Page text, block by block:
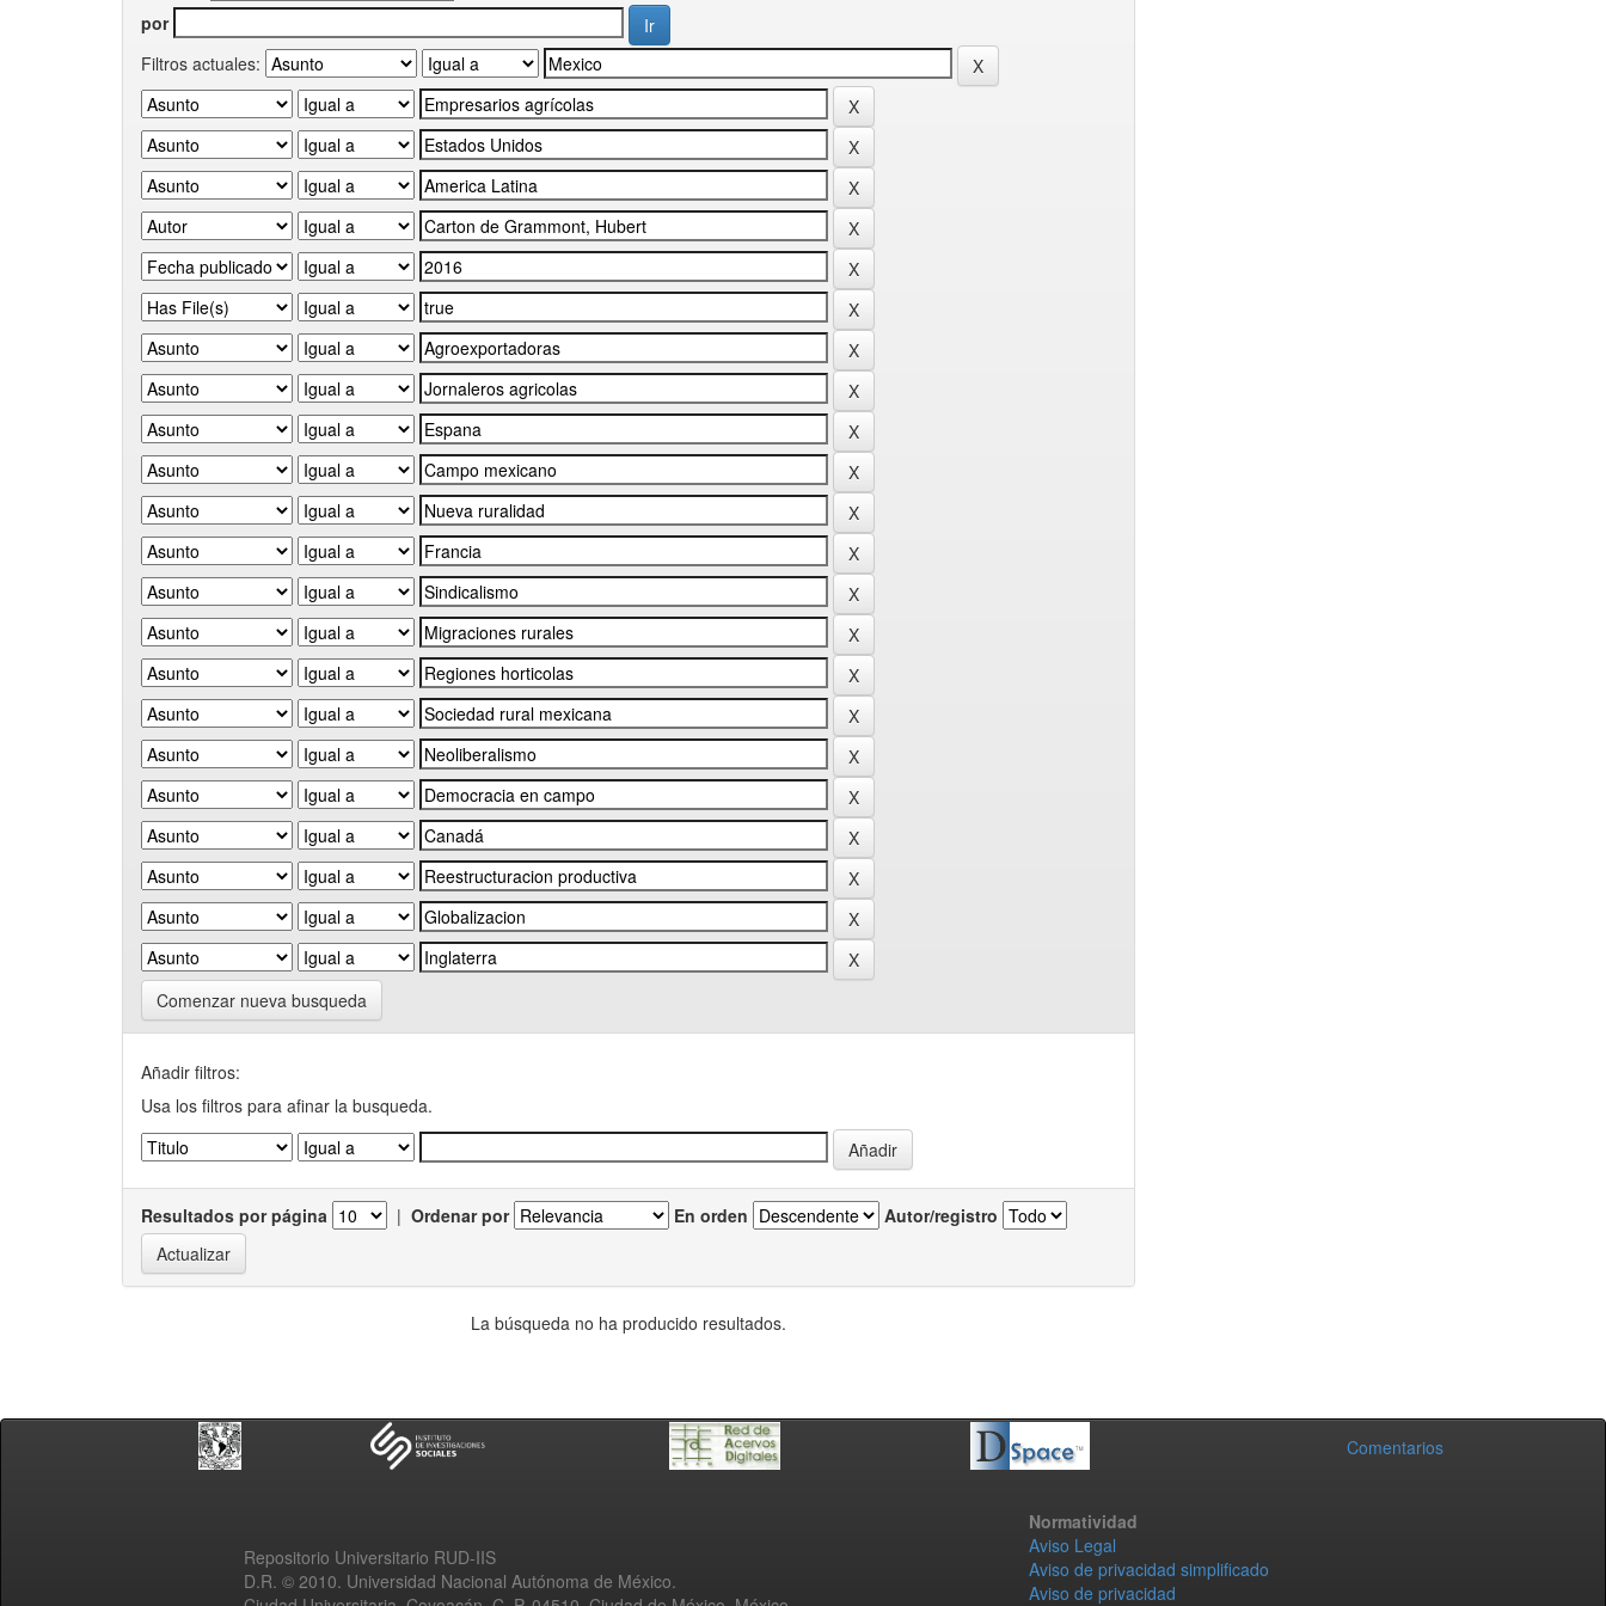
por
Filtros actuales:
Comenzar nueva busqueda
Añadir filtros:
Usa los filtros para afinar la busqueda.
Resultados por página | Ordenar por En orden Autor/registro
La búsqueda no ha producido resultados.
Comentarios
Repositorio Universitario RUD-IIS
D.R. © 2010. Universidad Nacional Autónoma de México.
Normatividad
Aviso Legal
Aviso de privacidad simplificado
Aviso de privacidad